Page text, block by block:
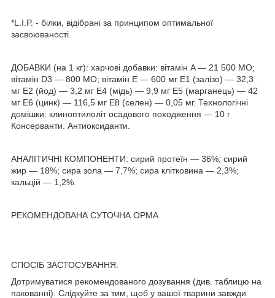
*L.I.P. - білки, відібрані за принципом оптимальної
засвоюваності.
ДОБАВКИ (на 1 кг): харчові добавки: вітамін A — 21 500 МО;
вітамін D3 — 800 МО; вітамін E — 600 мг E1 (залізо) — 32,3
мг E2 (йод) — 3,2 мг E4 (мідь) — 9,9 мг E5 (марганець) — 42
мг E6 (цинк) — 116,5 мг E8 (селен) — 0,05 мг. Технологічні
домішки: клиноптилоліт осадового походження — 10 г
Консерванти. Aнтиоксиданти.
АНАЛІТИЧНІ КОМПОНЕНТИ: сирий протеїн — 36%; сирий
жир — 18%; сира зола — 7,7%; сира клітковина — 2,3%;
кальцій — 1,2%.
РЕКОМЕНДОВАНА СУТОЧНА ОРМА
СПОСІБ ЗАСТОСУВАННЯ:
Дотримуватися рекомендованого дозування (див. таблицю на
пакованні). Слідкуйте за тим, щоб у вашої тварини завжди